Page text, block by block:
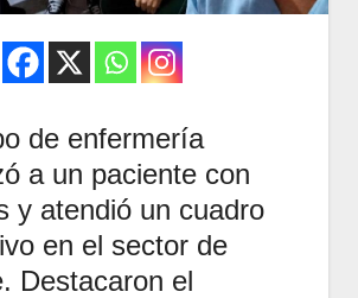
de enfermería
a un paciente con
y atendió un cuadro
en el sector de
Destacaron el